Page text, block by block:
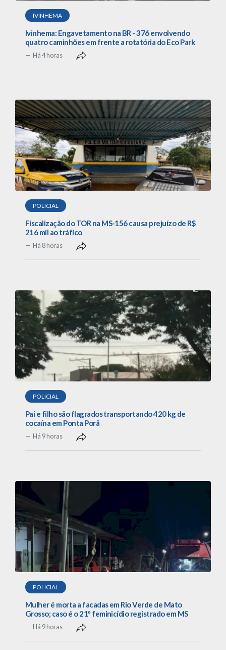
IVINHEMA
Ivinhema: Engavetamento na BR - 376 envolvendo
quatro caminhões em frente a rotatória do Eco Park
Há 4 horas
POLICIAL
Fiscalização do TOR na MS-156 causa prejuízo de R$
216 mil ao tráfico
Há 8 horas
POLICIAL
Pai e filho são flagrados transportando 420 kg de
cocaína em Ponta Porã
Há 9 horas
POLICIAL
Mulher é morta a facadas em Rio Verde de Mato
Grosso; caso é o 21º feminicídio registrado em MS
Há 9 horas